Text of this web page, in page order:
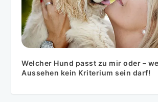
Welcher Hund passt zu mir oder –
Aussehen kein Kriterium sein darf!